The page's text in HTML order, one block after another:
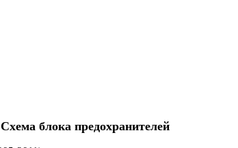
Схема блока предохранителей